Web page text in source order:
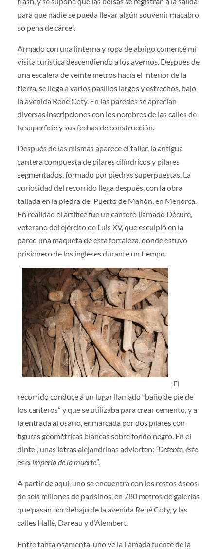
para que nadie se pueda llevar algún souvenir macabro,
so pena de cárcel.
Armado con una linterna y ropa de abrigo comencé mi
visita turística descendiendo a los avernos. Después de
una escalera de veinte metros hacia el interior de la
tierra, se llega a varios pasillos largos y estrechos, bajo
la avenida René Coty. En las paredes se aprecian
diversas inscripciones con los nombres de las calles de
la superficie y sus fechas de construcción.
Después de las mismas aparece el taller, la antigua
cantera compuesta de pilares cilíndricos y pilares
segmentados, formado por piedras superpuestas. La
curiosidad del recorrido llega después, con la obra
tallada en la piedra del Puerto de Mahón, en Menorca.
En realidad el artífice fue un cantero llamado Décure,
veterano del ejército de Luis XV, que esculpió en la
pared una maqueta de esta fortaleza, donde estuvo
prisionero de los ingleses durante un tiempo.
El
recorrido conduce a un lugar llamado “baño de pie de
los canteros” y que se utilizaba para crear cemento, y a
la entrada al osario, enmarcada por dos pilares con
figuras geométricas blancas sobre fondo negro. En el
dintel, unas letras alejandrinas advierten: “Detente, éste
es el imperio de la muerte”.
A partir de aquí, uno se encuentra con los restos óseos
de seis millones de parisinos, en 780 metros de galerías
que pasan por debajo de la avenida René Coty, y las
calles Hallé, Dareau y d’Alembert.
Entre tanta osamenta, uno ve la llamada fuente de la